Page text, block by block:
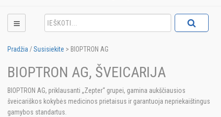
Pradžia /Susisiekite > BIOPTRON AG
BIOPTRON AG, ŠVEICARIJA
BIOPTRON AG, priklausanti „Zepter“ grupei, gamina aukščiausios
šveicariškos kokybės medicinos prietaisus ir garantuoja nepriekaištingus
gamybos standartus.